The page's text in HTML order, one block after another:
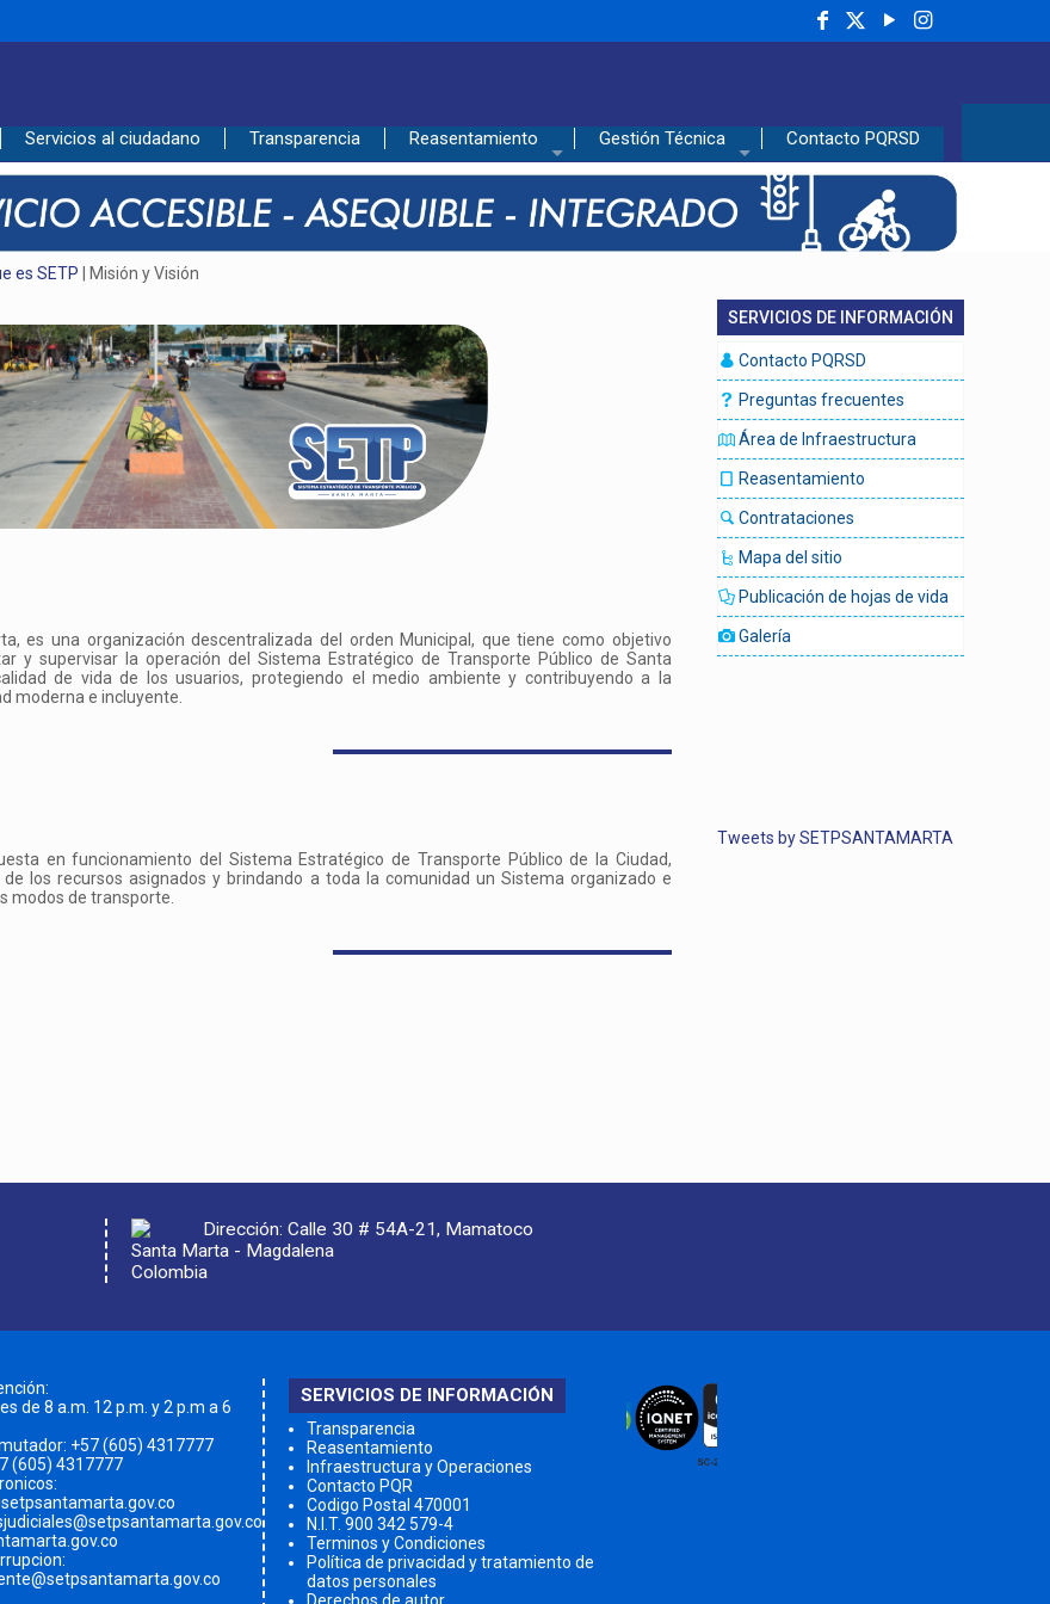
Servicios al ciudadano Transparencia Reasentamiento Gestión Técnica Contacto PQRSD
es SETP | Misión y Visión
es una organización descentralizada del orden Municipal, que tiene como objetivo
y supervisar la operación del Sistema Estratégico de Transporte Público de Santa
de vida de los usuarios, protegiendo el medio ambiente y contribuyendo a la
moderna e incluyente.
en funcionamiento del Sistema Estratégico de Transporte Público de la Ciudad,
los recursos asignados y brindando a toda la comunidad un Sistema organizado e
modos de transporte.
SERVICIOS DE INFORMACIÓN
Contacto PQRSD
Preguntas frecuentes
Área de Infraestructura
Reasentamiento
Contrataciones
Mapa del sitio
Publicación de hojas de vida
Galería
Tweets by SETPSANTAMARTA
Dirección: Calle 30 # 54A-21, Mamatoco
Santa Marta - Magdalena
Colombia
de 8 a.m. 12 p.m. y 2 p.m a 6
+57 (605) 4317777
(605) 4317777
SERVICIOS DE INFORMACIÓN
Transparencia
Reasentamiento
Infraestructura y Operaciones
Contacto PQR
Codigo Postal 470001
N.I.T. 900 342 579-4
Terminos y Condiciones
Política de privacidad y tratamiento de
datos personales